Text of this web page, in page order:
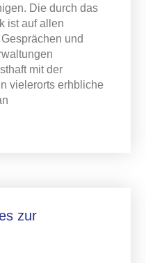
Die durch das
ist auf allen
und
mit der
vielerorts erhbliche
zur